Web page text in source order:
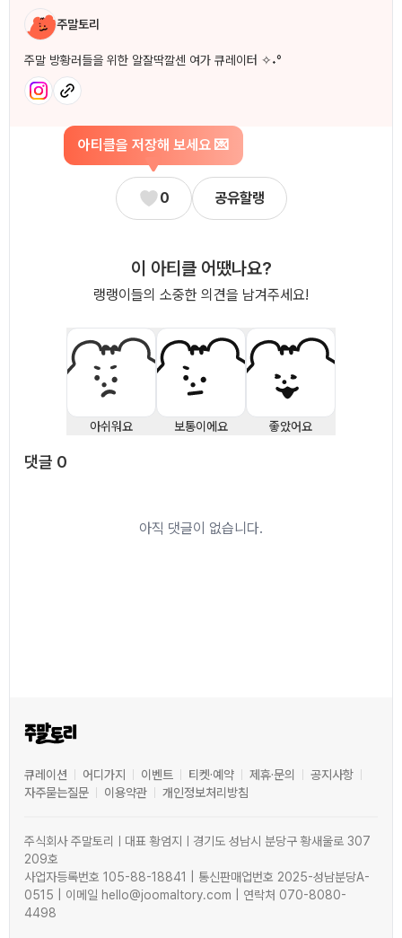
작성자 소개
주말토리
주말 방황러들을 위한 알잘딱깔센 여가 큐레이터 ✧˖°
아티클을 저장해 보세요 💌
0 공유할랭
이 아티클 어땠나요?
랭랭이들의 소중한 의견을 남겨주세요!
아쉬워요 보통이에요 좋았어요
댓글 0
아직 댓글이 없습니다.
큐레이션 어디가지 이벤트 티켓·예약 제휴·문의
공지사항
자주묻는질문
이용약관 개인정보처리방침
주식회사 주말토리ㅣ대표 황엄지ㅣ경기도 성남시 분당구 황새울로 307
209호
사업자등록번호 105-88-18841 | 통신판매업번호 2025-성남분당A-
0515 | 이메일 hello@joomaltory.com | 연락처 070-8080-
4498